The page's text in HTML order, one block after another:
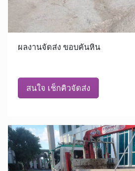
ผลงานจัดส่ง ขอบคันหิน
สนใจ เช็กคิวจัดส่ง